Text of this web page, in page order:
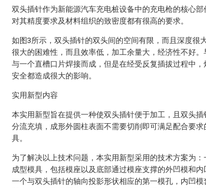
双头插针作为新能源汽车充电桩设备中的充电枪的核心部
对其精度要求及材料组织的致密度都有很高的要求。
如图3所示，双头插针的双头间的空间有限，而且深度很
很大的困难性，而且效率低，加工余量大，经济性不好
与一个直槽口片焊接而成，但是在经受反复插拔过程中
安全都造成很大的影响。
实用新型内容
本实用新型旨在提供一种使双头插针便于加工，且双头
分流充填，成形外圆柱表面不需要切削即可满足配合要
具。
为了解决以上技术问题，本实用新型采用的技术方案为
成型模具，包括模座以及底部通过模座支撑的外凹模和
一个与双头插针的轴向投影形状相应的第一模孔，内凹